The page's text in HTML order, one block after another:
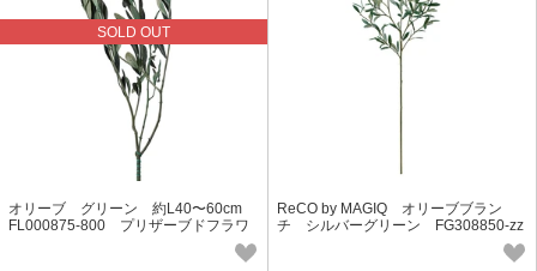
SOLD OUT
オリーブ グリーン 約L40〜60cm
FL000875-800 プリザーブドフラワ
ReCO by MAGIQ オリーブブラン
チ シルバーグリーン FG308850-zz